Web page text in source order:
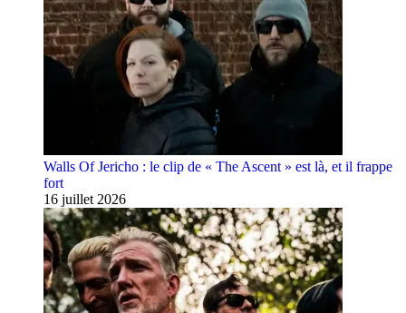
Walls Of Jericho : le clip de « The Ascent » est là, et il frappe
fort
16 juillet 2026